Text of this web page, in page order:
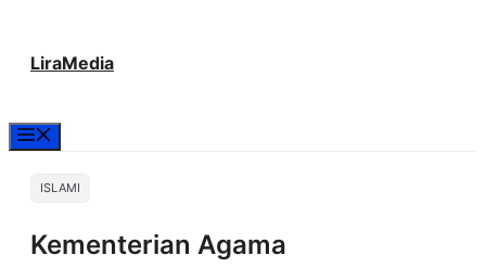
LiraMedia
ISLAMI
Kementerian Agama